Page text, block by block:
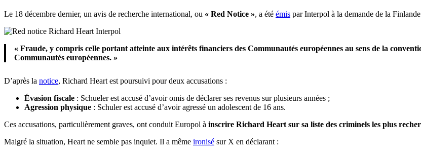
Le 18 décembre dernier, un avis de recherche international, ou « Red Notice », a été émis par Interpol à la demande de la
« Fraude, y compris celle portant atteinte aux intérêts financiers des Communautés européennes au sens de la
Communautés européennes. »
D’après la notice, Richard Heart est poursuivi pour deux accusations :
Évasion fiscale : Schueler est accusé d’avoir omis de déclarer ses revenus sur plusieurs années ;
Agression physique : Schuler est accusé d’avoir agressé un adolescent de 16 ans.
Ces accusations, particulièrement graves, ont conduit Europol à inscrire Richard Heart sur sa liste des criminels les plus
Malgré la situation, Heart ne semble pas inquiet. Il a même ironisé sur X en déclarant :